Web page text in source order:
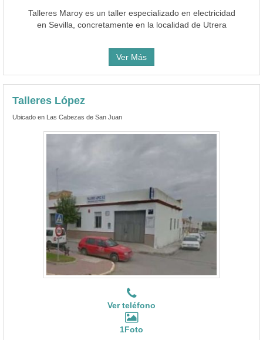
Talleres Maroy es un taller especializado en electricidad
en Sevilla, concretamente en la localidad de Utrera
Ver Más
Talleres López
Ubicado en Las Cabezas de San Juan
Ver teléfono
1Foto